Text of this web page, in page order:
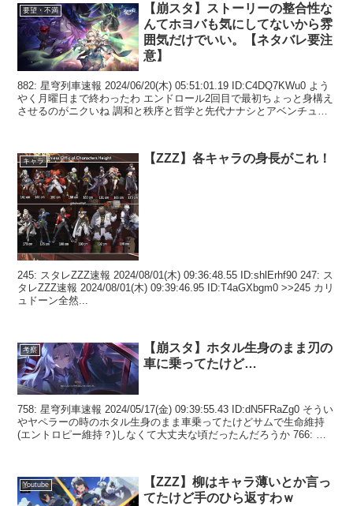
要望・不満
【崩スタ】ストーリーの整合性な
んてホヨバも気にしてないから雰
囲気だけでいい。【ネタバレ要注
意】
882: 星穹列車速報 2024/06/20(木) 05:51:01.19 ID:C4DQ7KWu0 よう
やく月曜日まで終わったわ エンドロール2回目で最初ちょっと身構え
させるのがニクいね 調和と秩序と哲学と先代ナナシとアベンチュリ
キャラ 【ZZZ】各キャラの身長がこれ！
245: スタレZZZ速報 2024/08/01(木) 09:36:48.55 ID:shlErhf90 247: ス
タレZZZ速報 2024/08/01(木) 09:39:46.95 ID:T4aGXbgm0 >>245 カリ
ュドーン全然...
考察
【崩スタ】ホタル生身のまま刃の
車に乗ってたけど…
758: 星穹列車速報 2024/05/17(金) 09:39:55.43 ID:dN5FRaZg0 そうい
やヤペラーの時のホタル生身のまま車乗ってたけどサムで生命維持
(エントロピー維持？)しなくて大丈夫な頃だったんだろうか 766: 星
Youtube
【ZZZ】柳はキャラ薄いとか言っ
てたけど手のひら返すわｗ